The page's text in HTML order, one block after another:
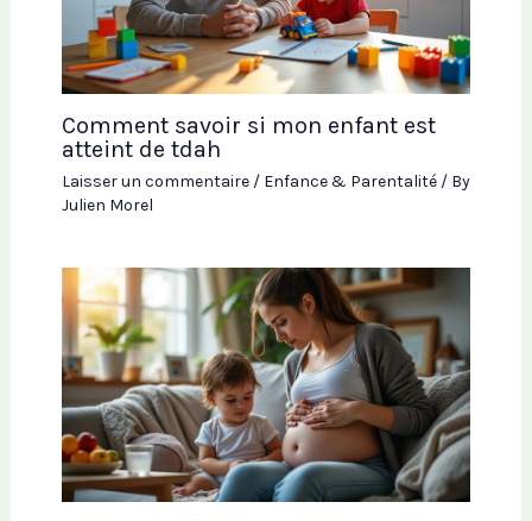
Comment savoir si mon enfant est
atteint de tdah
Laisser un commentaire / Enfance & Parentalité/ By
Julien Morel